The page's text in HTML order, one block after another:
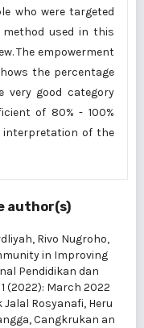
who were targeted
method used in this
The empowerment
the percentage
very good category
of 80% - 100%
interpretation of the
author(s)
Rivo Nugroho,
in Improving
Pendidikan dan
(2022): March 2022
Jalal Rosyanafi, Heru
Cangkrukan an